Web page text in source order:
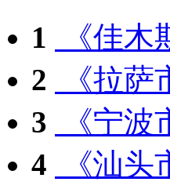
1
《佳木
2
《拉萨
3
《宁波
4
《汕头